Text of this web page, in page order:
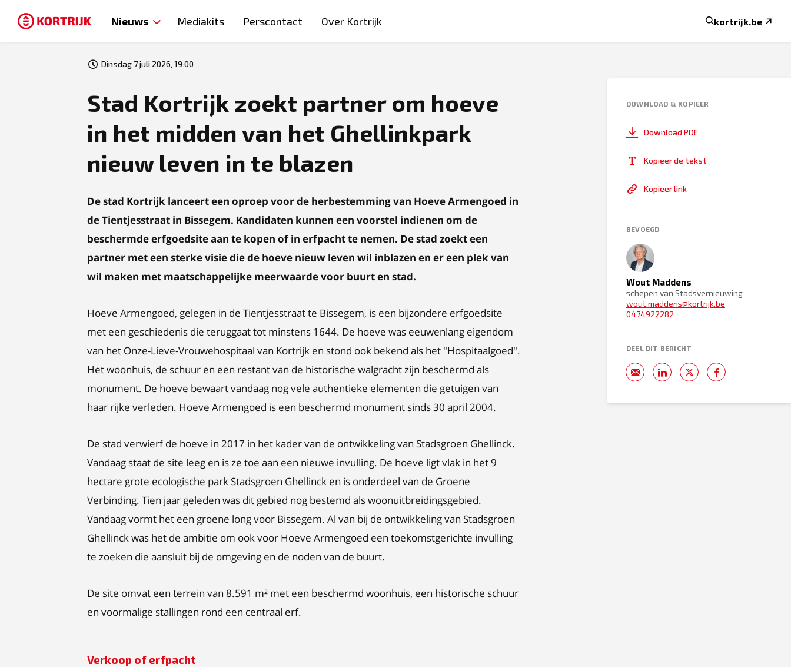
Nieuws Mediakits Perscontact Over Kortrijk kortrijk.be
Dinsdag 7 juli 2026, 19:00
Stad Kortrijk zoekt partner om hoeve
in het midden van het Ghellinkpark
nieuw leven in te blazen
De stad Kortrijk lanceert een oproep voor de herbestemming van Hoeve Armengoed in
de Tientjesstraat in Bissegem. Kandidaten kunnen een voorstel indienen om de
beschermde erfgoedsite aan te kopen of in erfpacht te nemen. De stad zoekt een
partner met een sterke visie die de hoeve nieuw leven wil inblazen en er een plek van
wil maken met maatschappelijke meerwaarde voor buurt en stad.
Hoeve Armengoed, gelegen in de Tientjesstraat te Bissegem, is een bijzondere erfgoedsite
met een geschiedenis die teruggaat tot minstens 1644. De hoeve was eeuwenlang eigendom
van het Onze-Lieve-Vrouwehospitaal van Kortrijk en stond ook bekend als het "Hospitaalgoed".
Het woonhuis, de schuur en een restant van de historische walgracht zijn beschermd als
monument. De hoeve bewaart vandaag nog vele authentieke elementen die getuigen van
haar rijke verleden. Hoeve Armengoed is een beschermd monument sinds 30 april 2004.
De stad verwierf de hoeve in 2017 in het kader van de ontwikkeling van Stadsgroen Ghellinck.
Vandaag staat de site leeg en is ze toe aan een nieuwe invulling. De hoeve ligt vlak in het 9
hectare grote ecologische park Stadsgroen Ghellinck en is onderdeel van de Groene
Verbinding. Tien jaar geleden was dit gebied nog bestemd als woonuitbreidingsgebied.
Vandaag vormt het een groene long voor Bissegem. Al van bij de ontwikkeling van Stadsgroen
Ghellinck was het de ambitie om ook voor Hoeve Armengoed een toekomstgerichte invulling
te zoeken die aansluit bij de omgeving en de noden van de buurt.
De site omvat een terrein van 8.591 m² met een beschermd woonhuis, een historische schuur
en voormalige stallingen rond een centraal erf.
Verkoop of erfpacht
DOWNLOAD & KOPIEER
Download PDF
Kopieer de tekst
Kopieer link
BEVOEGD
Wout Maddens
schepen van Stadsvernieuwing
wout.maddens@kortrijk.be
0474922282
DEEL DIT BERICHT